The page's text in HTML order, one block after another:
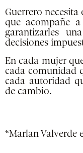
Guerrero necesita
que acompañe
garantizarles
decisiones
En cada mujer
cada comunidad
cada autoridad
de cambio.
*Marlan Valverde